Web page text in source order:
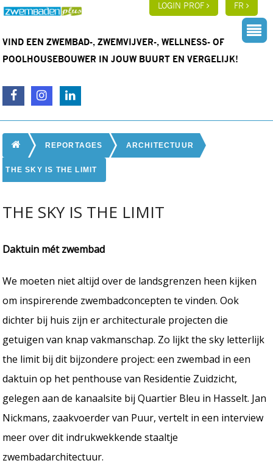
LOGIN PROF FR
VIND EEN ZWEMBAD-, ZWEMVIJVER-, WELLNESS- OF
POOLHOUSEBOUWER IN JOUW BUURT EN VERGELIJK!
REPORTAGES ARCHITECTUUR
THE SKY IS THE LIMIT
THE SKY IS THE LIMIT
Daktuin mét zwembad
We moeten niet altijd over de landsgrenzen heen kijken
om inspirerende zwembadconcepten te vinden. Ook
dichter bij huis zijn er architecturale projecten die
getuigen van knap vakmanschap. Zo lijkt the sky letterlijk
the limit bij dit bijzondere project: een zwembad in een
daktuin op het penthouse van Residentie Zuidzicht,
gelegen aan de kanaalsite bij Quartier Bleu in Hasselt. Jan
Nickmans, zaakvoerder van Puur, vertelt in een interview
meer over dit indrukwekkende staaltje
zwembadarchitectuur.